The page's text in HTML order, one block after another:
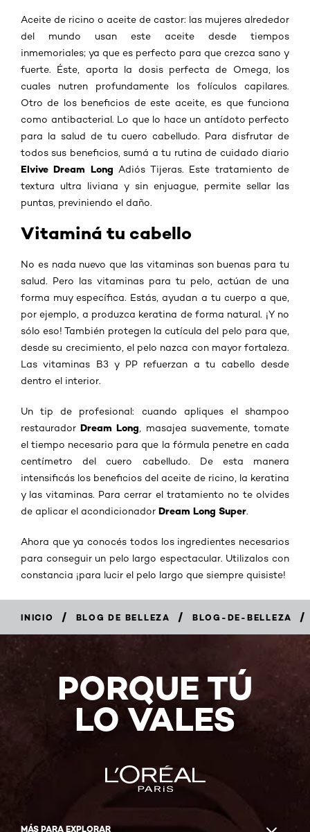
Aceite de ricino o aceite de castor: las mujeres alrededor
del mundo usan este aceite desde tiempos
inmemoriales; ya que es perfecto para que crezca sano y
fuerte. Éste, aporta la dosis perfecta de Omega, los
cuales nutren profundamente los folículos capilares.
Otro de los beneficios de este aceite, es que funciona
como antibacterial. Lo que lo hace un antídoto perfecto
para la salud de tu cuero cabelludo. Para disfrutar de
todos sus beneficios, sumá a tu rutina de cuidado diario
Elvive Dream Long Adiós Tijeras. Este tratamiento de
textura ultra liviana y sin enjuague, permite sellar las
puntas, previniendo el daño.
Vitaminá tu cabello
No es nada nuevo que las vitaminas son buenas para tu
salud. Pero las vitaminas para tu pelo, actúan de una
forma muy específica. Estás, ayudan a tu cuerpo a que,
por ejemplo, a produzca keratina de forma natural. ¡Y no
sólo eso! También protegen la cutícula del pelo para que,
desde su crecimiento, el pelo nazca con mayor fortaleza.
Las vitaminas B3 y PP refuerzan a tu cabello desde
dentro el interior.
Un tip de profesional: cuando apliques el shampoo
restauradorDream Long , masajea suavemente, tomate
el tiempo necesario para que la fórmula penetre en cada
centímetro del cuero cabelludo. De esta manera
intensificás los beneficios del aceite de ricino, la keratina
y las vitaminas. Para cerrar el tratamiento no te olvides
de aplicar el acondicionador Dream Long Super.
Ahora que ya conocés todos los ingredientes necesarios
para conseguir un pelo largo espectacular. Utilizalos con
constancia ¡para lucir el pelo largo que siempre quisiste!
INICIO / BLOG DE BELLEZA / BLOG-DE-BELLEZA /
PORQUE TÚ
LO VALES
MÁS PARA EXPLORAR